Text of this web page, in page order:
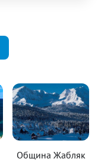
Община Жабляк